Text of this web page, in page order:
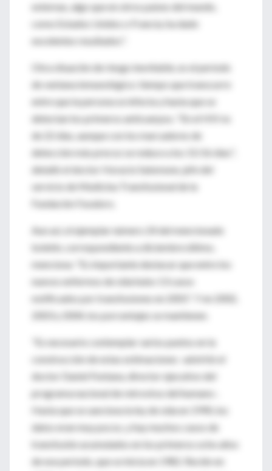
externas, algo que en otros países del mundo,
como Estados Unidos o Francia, ha dado
excelentes resultados".
Otra situación de riesgo inevitable, es el período
de ventana inmunológico: tiempo que transcurre
entre que la persona se infecta y hasta que se
detectan los primeros anticuerpos. "En el HIV es
de 22 días, aunque con los marcadores de
detección más precoz se reduce a los 15/16 días",
detalló el doctor Horacio Salomone, jefe del
servicio de Medicina Transfusional de la
Fundación Favaloro.
Aun así, el ejemplar número 24 del mencionado
boletín, correspondiente a diciembre último,
menciona: "Es importante destacar que entre los
nuevos enfermos de sida hubo 13 casos
notificados por transfusiones en 2001". Y en 2002,
2003 y 2004, los porcentajes se mantienen.
"Es necesario contemplar varios puntos en la
construcción de estas estimaciones -advirtió el
doctor Daniel Fontana, director ejecutivo del
programa nacional de retrovirus del humano-.
Hasta que se sanciona la ley de sida en 1990, los
datos eran muy pocos, y hay muchos casos de
transfusión acumulados en los primeros ocho años
de ese período, que se inicia en 1982. Recién en